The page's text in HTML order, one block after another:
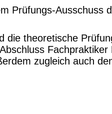
Prüfungs-Ausschuss
die theoretische
Fachpraktiker
zugleich auch